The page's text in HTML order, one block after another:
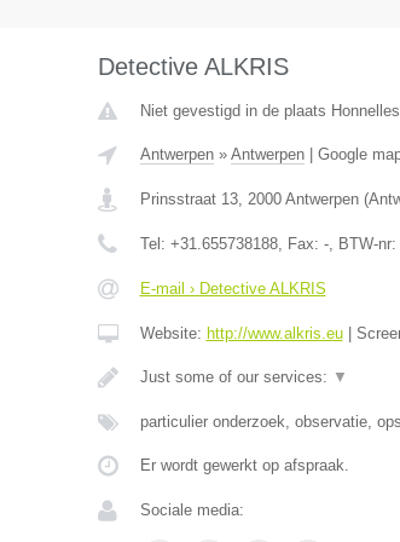
Detective ALKRIS
Niet gevestigd in de plaats
Antwerpen» Antwerpen| Google
Prinsstraat 13, 2000 Antwerpen(
Tel: +31.655738188, Fax: -, BTW-nr:
E-mail › Detective ALKRIS
Website: http://www.alkris.eu|
Just some of our services: ▼
particulier onderzoek, observatie,
Er wordt gewerkt op afspraak.
Sociale media: